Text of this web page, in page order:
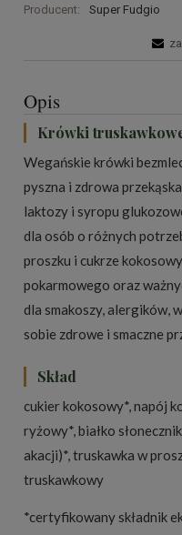
Producent: Super Fudgio
Opis
Krówki
Wegańskie krówki
pyszna i zdrowa
laktozy i syropu
dla osób o różnych
proszku i cukrze
pokarmowego oraz
dla smakoszy, alergików,
sobie zdrowe i smaczne
Skład
cukier kokosowy*, napój
ryżowy*, białko
akacji)*, truskawka w
truskawkowy
*certyfikowany składnik